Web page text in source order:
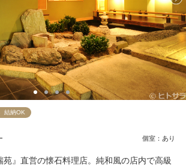
結納OK
個室：あり
苑』直営の懐石料理店。純和風の店内で高級